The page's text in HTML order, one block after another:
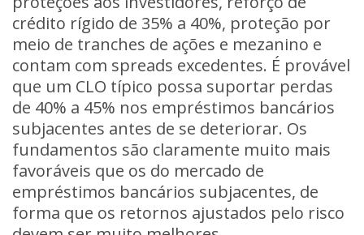
crédito rígido de 35% a 40%, proteção por
meio de tranches de ações e mezanino e
contam com spreads excedentes. É provável
que um CLO típico possa suportar perdas
de 40% a 45% nos empréstimos bancários
subjacentes antes de se deteriorar. Os
fundamentos são claramente muito mais
favoráveis que os do mercado de
empréstimos bancários subjacentes, de
forma que os retornos ajustados pelo risco